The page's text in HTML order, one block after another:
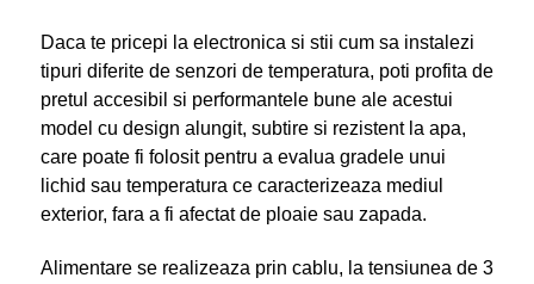
Daca te pricepi la electronica si stii cum sa instalezi
tipuri diferite de senzori de temperatura, poti profita de
pretul accesibil si performantele bune ale acestui
model cu design alungit, subtire si rezistent la apa,
care poate fi folosit pentru a evalua gradele unui
lichid sau temperatura ce caracterizeaza mediul
exterior, fara a fi afectat de ploaie sau zapada.
Alimentare se realizeaza prin cablu, la tensiunea de 3